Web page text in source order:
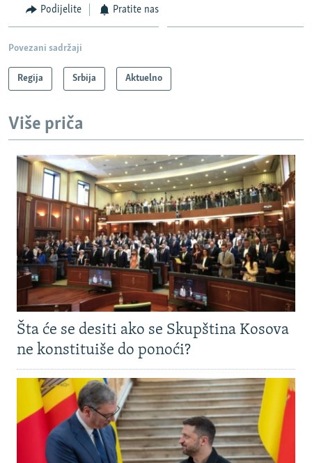
Podijelite Pratite nas
Povezani sadržaji
Regija Srbija Aktuelno
Više priča
Šta će se desiti ako se Skupština Kosova
ne konstituiše do ponoći?